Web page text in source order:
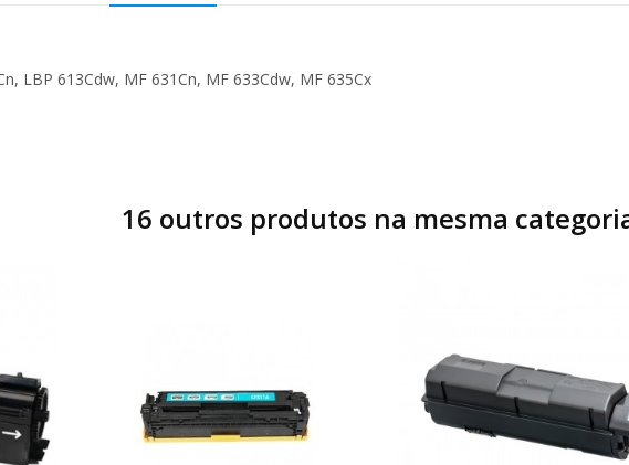
LBP 613Cdw, MF 631Cn, MF 633Cdw, MF 635Cx
16 outros produtos na mesma